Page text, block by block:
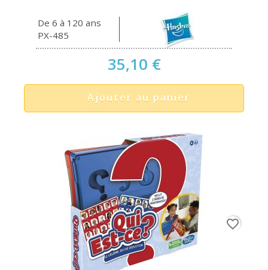
De 6 à 120 ans
PX-485
35,10 €
Ajouter au panier
favorite_border